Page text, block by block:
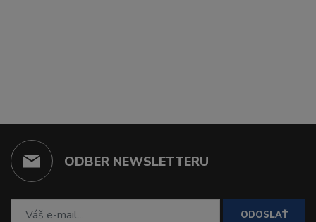
ODBER NEWSLETTERU
ODOSLAŤ